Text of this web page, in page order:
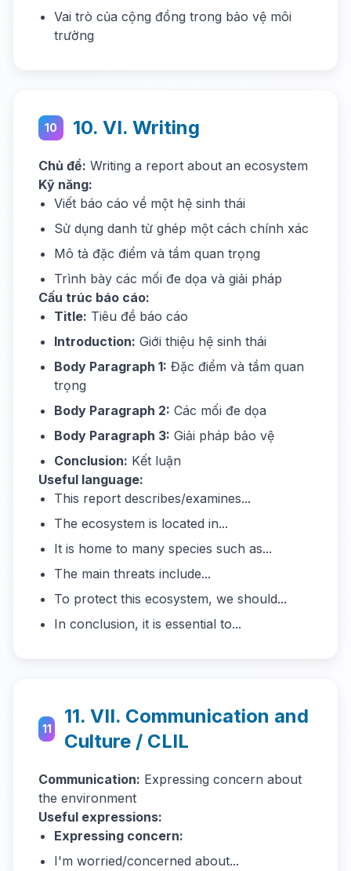
Vai trò của cộng đồng trong bảo vệ môi
trường
10 10. VI. Writing
Chủ đề: Writing a report about an ecosystem
Kỹ năng:
Viết báo cáo về một hệ sinh thái
Sử dụng danh từ ghép một cách chính xác
Mô tả đặc điểm và tầm quan trọng
Trình bày các mối đe dọa và giải pháp
Cấu trúc báo cáo:
Title: Tiêu đề báo cáo
Introduction: Giới thiệu hệ sinh thái
Body Paragraph 1: Đặc điểm và tầm quan
trọng
Body Paragraph 2: Các mối đe dọa
Body Paragraph 3: Giải pháp bảo vệ
Conclusion: Kết luận
Useful language:
This report describes/examines...
The ecosystem is located in...
It is home to many species such as...
The main threats include...
To protect this ecosystem, we should...
In conclusion, it is essential to...
11
11. VII. Communication and
Culture / CLIL
Communication: Expressing concern about
the environment
Useful expressions:
Expressing concern:
I'm worried/concerned about...